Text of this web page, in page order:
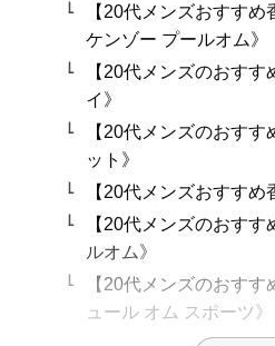
【20代メンズおすす
ケンゾー プールオム》
【20代メンズのおす
イ》
【20代メンズのおす
ット》
【20代メンズおすすめ
【20代メンズのおす
ルオム》
【20代メンズのおす
ュール オム スポーツ》